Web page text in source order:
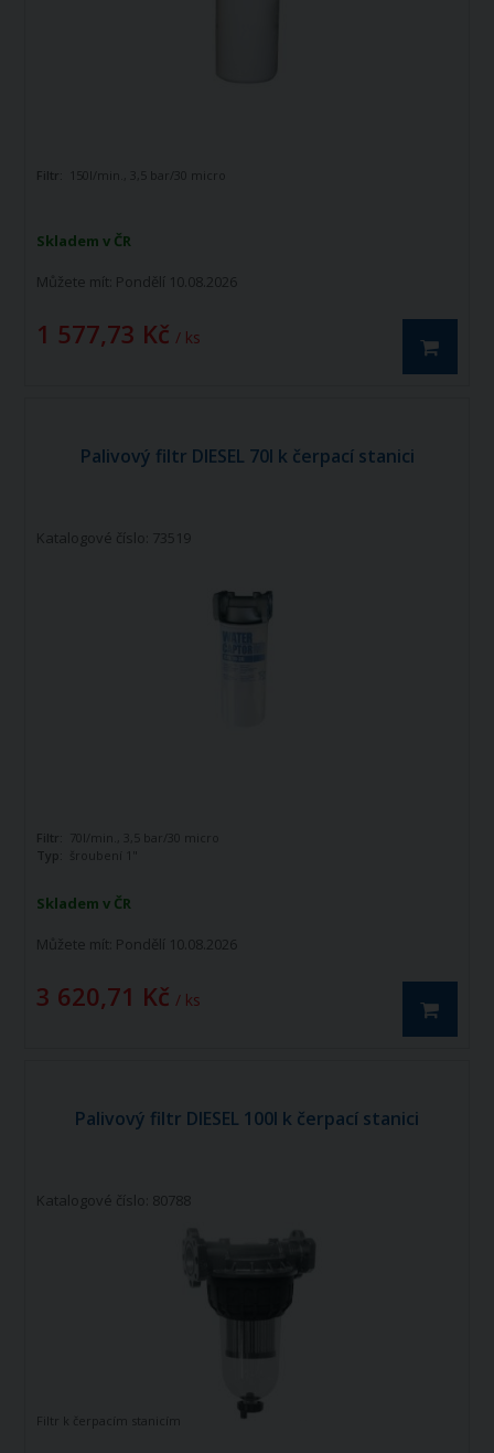
Skladem v ČR
Můžete mít: Pondělí 10.08.2026
1 577,73 Kč / ks
Filtr: 150l/min., 3,5 bar/30 micro
Palivový filtr DIESEL 70l k čerpací stanici
Katalogové číslo: 73519
Skladem v ČR
Můžete mít: Pondělí 10.08.2026
3 620,71 Kč / ks
Filtr:
70l/min., 3,5 bar/30 micro
Typ:
šroubení 1"
Palivový filtr DIESEL 100l k čerpací stanici
Katalogové číslo: 80788
Filtr k čerpacím stanicím